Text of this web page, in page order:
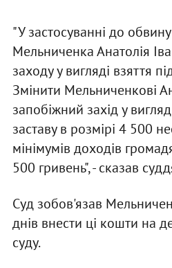
"У застосуванні до
Мельниченка Анатолія
заходу у вигляді взяття
Змінити Мельниченкові
запобіжний захід у
заставу в розмірі 4 500
мінімумів доходів
500 гривень", - сказав
Суд зобов'язав
днів внести ці кошти на
суду.